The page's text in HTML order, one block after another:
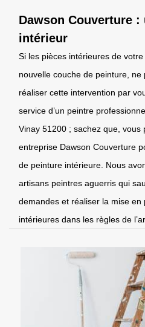
Dawson Couverture
intérieur
Si les pièces intérieures de
nouvelle couche de peinture,
réaliser cette intervention par
service d’un peintre
Vinay 51200 ; sachez que,
entreprise Dawson Couverture
de peinture intérieure. Nous
artisans peintres aguerris qui
demandes et réaliser la mise en
intérieures dans les règles de